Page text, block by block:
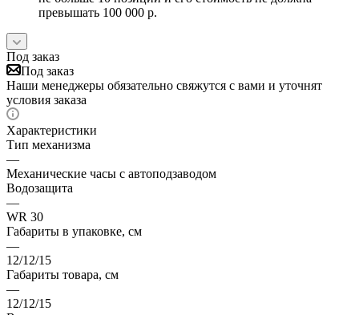
превышать 100 000 р.
Под заказ
Под заказ
Наши менеджеры обязательно свяжутся с вами и уточнят
условия заказа
Характеристики
Тип механизма
—
Механические часы с автоподзаводом
Водозащита
—
WR 30
Габариты в упаковке, см
—
12/12/15
Габариты товара, см
—
12/12/15